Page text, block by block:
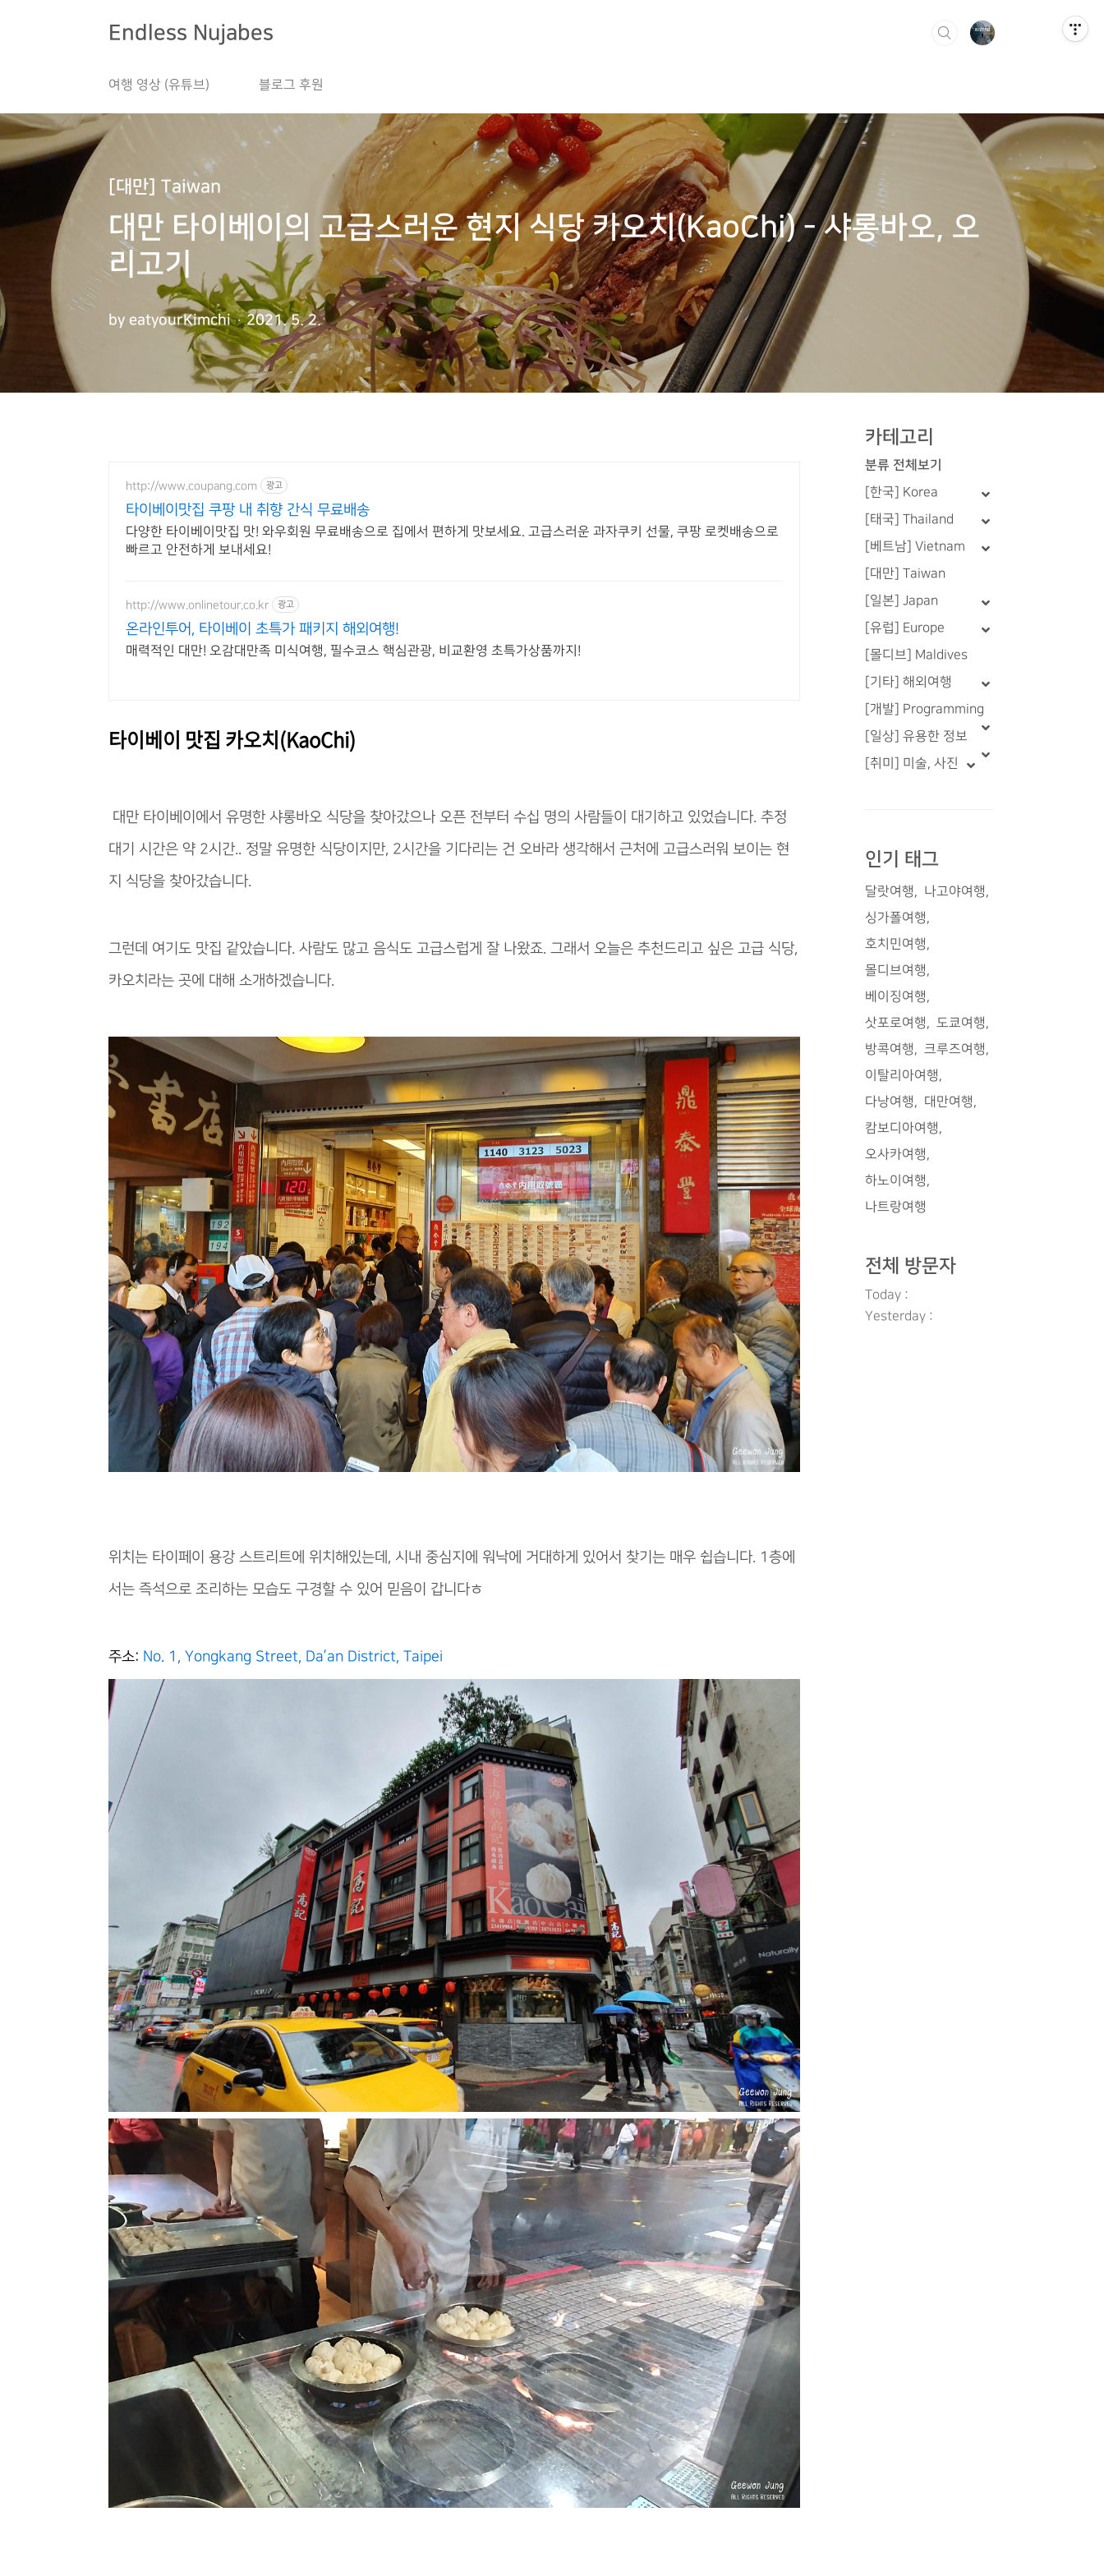
Endless Nujabes
여행 영상 (유튜브) 블로그 후원
[대만] Taiwan
대만 타이베이의 고급스러운 현지 식당 카오치(KaoChi) - 샤롱바오, 오
리고기
by eatyourKimchi 2021. 5. 2.
http://www.coupang.com 광고
타이베이맛집 쿠팡 내 취향 간식 무료배송
다양한 타이베이맛집 맛! 와우회원 무료배송으로 집에서 편하게 맛보세요. 고급스러운 과자쿠키 선물, 쿠팡 로켓배송으로
빠르고 안전하게 보내세요!
http://www.onlinetour.co.kr 광고
온라인투어, 타이베이 초특가 패키지 해외여행!
매력적인 대만! 오감대만족 미식여행, 필수코스 핵심관광, 비교환영 초특가상품까지!
타이베이 맛집 카오치(KaoChi)
대만 타이베이에서 유명한 샤롱바오 식당을 찾아갔으나 오픈 전부터 수십 명의 사람들이 대기하고 있었습니다. 추정
대기 시간은 약 2시간.. 정말 유명한 식당이지만, 2시간을 기다리는 건 오바라 생각해서 근처에 고급스러워 보이는 현
지 식당을 찾아갔습니다.
그런데 여기도 맛집 같았습니다. 사람도 많고 음식도 고급스럽게 잘 나왔죠. 그래서 오늘은 추천드리고 싶은 고급 식당,
카오치라는 곳에 대해 소개하겠습니다.
위치는 타이페이 용강 스트리트에 위치해있는데, 시내 중심지에 워낙에 거대하게 있어서 찾기는 매우 쉽습니다. 1층에
서는 즉석으로 조리하는 모습도 구경할 수 있어 믿음이 갑니다ㅎ
주소: No. 1, Yongkang Street, Da’an District, Taipei
카테고리
분류 전체보기
[한국] Korea
[태국] Thailand
[베트남] Vietnam
[대만] Taiwan
[일본] Japan
[유럽] Europe
[몰디브] Maldives
[기타] 해외여행
[개발] Programming
[일상] 유용한 정보
[취미] 미술, 사진
인기 태그
달랏여행
나고야여행
싱가폴여행
호치민여행
몰디브여행
베이징여행
삿포로여행
도쿄여행
방콕여행
크루즈여행
이탈리아여행
다낭여행
대만여행
캄보디아여행
오사카여행
하노이여행
나트랑여행
전체 방문자
Today :
Yesterday :